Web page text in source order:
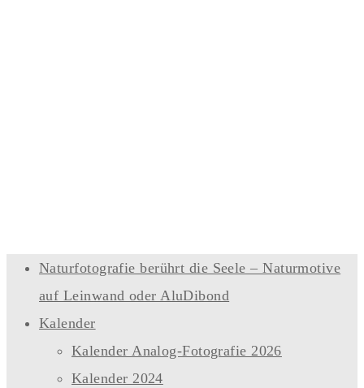
Naturfotografie berührt die Seele – Naturmotive
auf Leinwand oder AluDibond
Kalender
Kalender Analog-Fotografie 2026
Kalender 2024